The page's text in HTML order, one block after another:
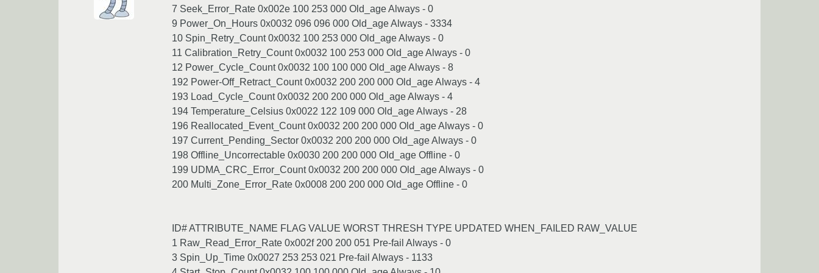
7 Seek_Error_Rate 0x002e 100 253 000 Old_age Always - 0
9 Power_On_Hours 0x0032 096 096 000 Old_age Always - 3334
10 Spin_Retry_Count 0x0032 100 253 000 Old_age Always - 0
11 Calibration_Retry_Count 0x0032 100 253 000 Old_age Always - 0
12 Power_Cycle_Count 0x0032 100 100 000 Old_age Always - 8
192 Power-Off_Retract_Count 0x0032 200 200 000 Old_age Always - 4
193 Load_Cycle_Count 0x0032 200 200 000 Old_age Always - 4
194 Temperature_Celsius 0x0022 122 109 000 Old_age Always - 28
196 Reallocated_Event_Count 0x0032 200 200 000 Old_age Always - 0
197 Current_Pending_Sector 0x0032 200 200 000 Old_age Always - 0
198 Offline_Uncorrectable 0x0030 200 200 000 Old_age Offline - 0
199 UDMA_CRC_Error_Count 0x0032 200 200 000 Old_age Always - 0
200 Multi_Zone_Error_Rate 0x0008 200 200 000 Old_age Offline - 0
ID# ATTRIBUTE_NAME FLAG VALUE WORST THRESH TYPE UPDATED WHEN_FAILED RAW_VALUE
1 Raw_Read_Error_Rate 0x002f 200 200 051 Pre-fail Always - 0
3 Spin_Up_Time 0x0027 253 253 021 Pre-fail Always - 1133